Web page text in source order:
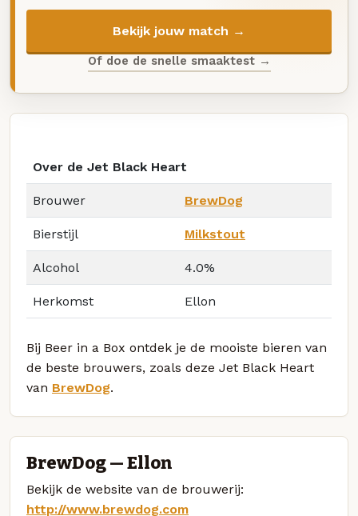
Bekijk jouw match →
Of doe de snelle smaaktest →
Over de Jet Black Heart
Brouwer BrewDog
Bierstijl Milkstout
Alcohol 4.0%
Herkomst Ellon
Bij Beer in a Box ontdek je de mooiste bieren van
de beste brouwers, zoals deze Jet Black Heart
van BrewDog.
BrewDog — Ellon
Bekijk de website van de brouwerij:
http://www.brewdog.com